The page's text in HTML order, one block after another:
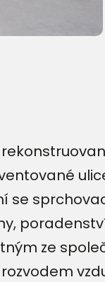
se
ze